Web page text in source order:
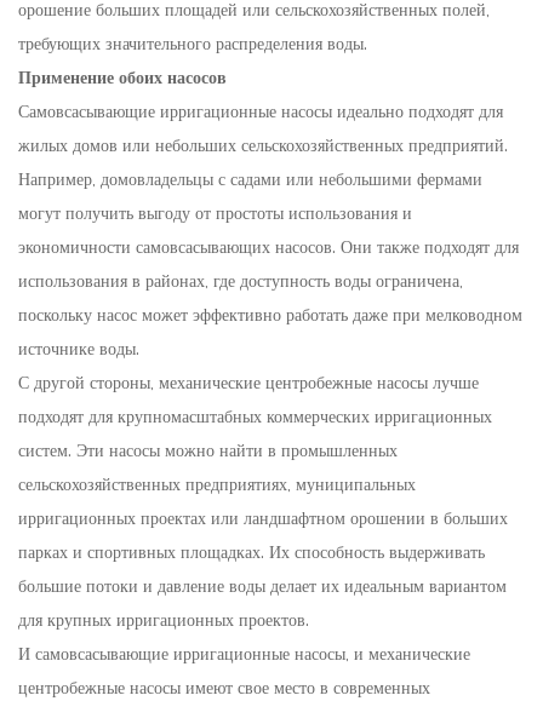
орошение больших площадей или сельскохозяйственных полей,
требующих значительного распределения воды.
Применение обоих насосов
Самовсасывающие ирригационные насосы идеально подходят для
жилых домов или небольших сельскохозяйственных предприятий.
Например, домовладельцы с садами или небольшими фермами
могут получить выгоду от простоты использования и
экономичности самовсасывающих насосов. Они также подходят для
использования в районах, где доступность воды ограничена,
поскольку насос может эффективно работать даже при мелководном
источнике воды.
С другой стороны, механические центробежные насосы лучше
подходят для крупномасштабных коммерческих ирригационных
систем. Эти насосы можно найти в промышленных
сельскохозяйственных предприятиях, муниципальных
ирригационных проектах или ландшафтном орошении в больших
парках и спортивных площадках. Их способность выдерживать
большие потоки и давление воды делает их идеальным вариантом
для крупных ирригационных проектов.
И самовсасывающие ирригационные насосы, и механические
центробежные насосы имеют свое место в современных